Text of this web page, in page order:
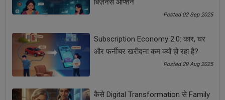
स्टार्टअप टिप्स
COMMENTS
बिज़नेस ऑप्शन
Posted 02 Sep 2025
Subscription Economy 2.0: कार, घर
और फर्नीचर खरीदना कम क्यों हो रहा है?
Posted 29 Aug 2025
कैसे Digital Transformation से Family